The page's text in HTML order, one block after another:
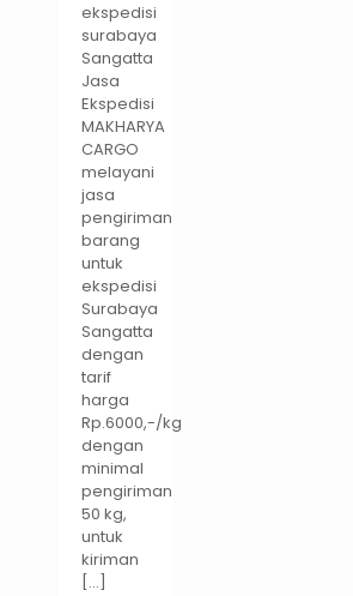
ekspedisi
surabaya
Sangatta
Jasa
Ekspedisi
MAKHARYA
CARGO
melayani
jasa
pengiriman
barang
untuk
ekspedisi
Surabaya
Sangatta
dengan
tarif
harga
Rp.6000,-/kg
dengan
minimal
pengiriman
50 kg,
untuk
kiriman
[…]